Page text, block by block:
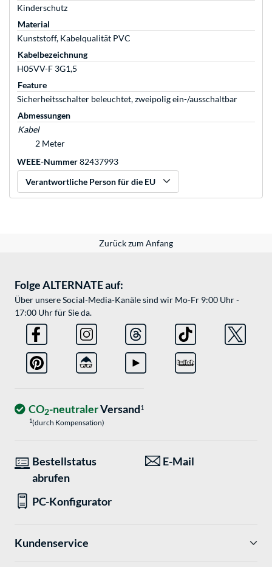
Kinderschutz
Material
Kunststoff, Kabelqualität PVC
Kabelbezeichnung
H05VV-F 3G1,5
Feature
Sicherheitsschalter beleuchtet, zweipolig ein-/ausschaltbar
Abmessungen
Kabel
2 Meter
WEEE-Nummer82437993
Verantwortliche Person für die EU
Zurück zum Anfang
Folge ALTERNATE auf:
Über unsere Social-Media-Kanäle sind wir Mo-Fr 9:00 Uhr -
17:00 Uhr für Sie da.
CO2-neutralerVersand1
1(durch Kompensation)
Bestellstatus
abrufen
E-Mail
PC-Konfigurator
Kundenservice